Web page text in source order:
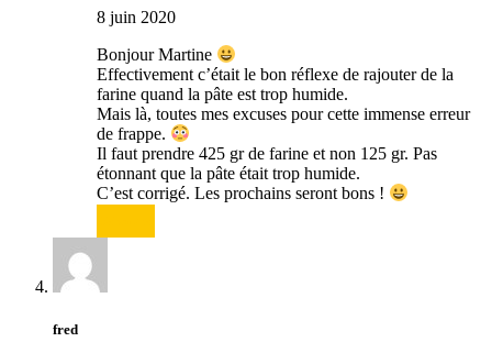
8 juin 2020
Bonjour Martine
Effectivement c’était le bon réflexe de rajouter de la
farine quand la pâte est trop humide.
Mais là, toutes mes excuses pour cette immense erreur
de frappe.
Il faut prendre 425 gr de farine et non 125 gr. Pas
étonnant que la pâte était trop humide.
C’est corrigé. Les prochains seront bons !
fred